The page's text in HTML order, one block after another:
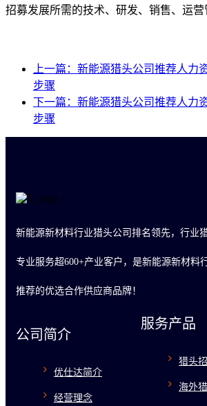
招募发展所需的技术、研发、销售、运营
上一篇：新能源猎头公司推荐人力
步骤
下一篇：新能源猎头公司推荐人力
步骤
新能源新材料行业猎头公司排名领先，行业
专业服务超600+产业客户，是新能源新材料
推荐的优选合作供应商品牌！
公司简介
优仕达简介
经营理念
服务产品
猎头
海外